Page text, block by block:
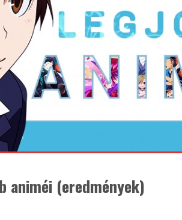
animéi (eredmények)